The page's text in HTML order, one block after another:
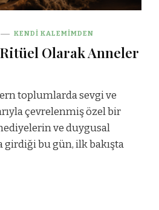
KENDI KALEMIMDEN
Olarak Anneler
toplumlarda sevgi ve
çevrelenmiş özel bir
ve duygusal
girdiği bu gün, ilk bakışta